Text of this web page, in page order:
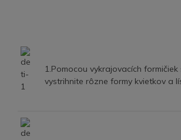
1.Pomocou vykrajovacích
vystrihnite rôzne formy kvietkov a